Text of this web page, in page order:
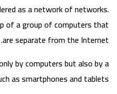
as a network of networks.
of a group of computers that
are separate from the Internet.
by computers but also by a
as smartphones and tablets.